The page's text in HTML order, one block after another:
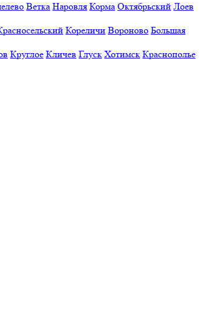
Ветка Наровля Корма Октябрьский Лоев
Кореличи Вороново Большая
Круглое Кличев Глуск Хотимск Краснополье